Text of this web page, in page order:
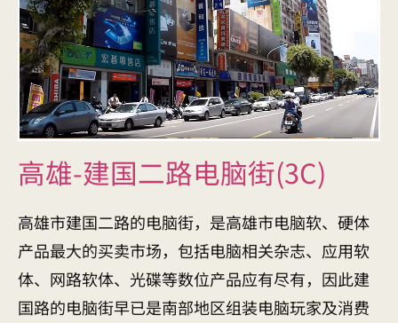
高雄-建国二路电脑街(3C)
高雄市建国二路的电脑街，是高雄市电脑软、硬体
产品最大的买卖市场，包括电脑相关杂志、应用软
体、网路软体、光碟等数位产品应有尽有，因此建
国路的电脑街早已是南部地区组装电脑玩家及消费